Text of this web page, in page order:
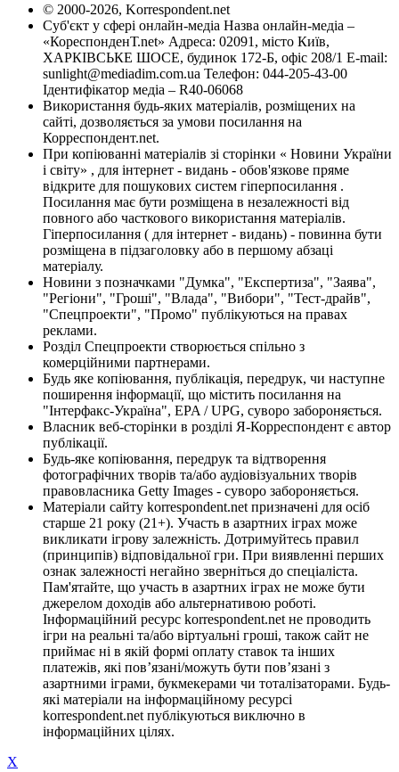
© 2000-2026, Korrespondent.net
Суб'єкт у сфері онлайн-медіа Назва онлайн-медіа –
«КореспонденТ.net» Адреса: 02091, місто Київ,
ХАРКІВСЬКЕ ШОСЕ, будинок 172-Б, офіс 208/1 E-mail:
sunlight@mediadim.com.ua Телефон: 044-205-43-00
Ідентифікатор медіа – R40-06068
Використання будь-яких матеріалів, розміщених на
сайті, дозволяється за умови посилання на
Корреспондент.net.
При копіюванні матеріалів зі сторінки « Новини України
і світу» , для інтернет - видань - обов'язкове пряме
відкрите для пошукових систем гіперпосилання .
Посилання має бути розміщена в незалежності від
повного або часткового використання матеріалів.
Гіперпосилання ( для інтернет - видань) - повинна бути
розміщена в підзаголовку або в першому абзаці
матеріалу.
Новини з позначками "Думка", "Експертиза", "Заява",
"Регіони", "Гроші", "Влада", "Вибори", "Тест-драйв",
"Спецпроекти", "Промо" публікуються на правах
реклами.
Розділ Спецпроекти створюється спільно з
комерційними партнерами.
Будь яке копіювання, публікація, передрук, чи наступне
поширення інформації, що містить посилання на
"Інтерфакс-Україна", EPA / UPG, суворо забороняється.
Власник веб-сторінки в розділі Я-Корреспондент є автор
публікації.
Будь-яке копіювання, передрук та відтворення
фотографічних творів та/або аудіовізуальних творів
правовласника Getty Images - суворо забороняється.
Матеріали сайту korrespondent.net призначені для осіб
старше 21 року (21+). Участь в азартних іграх може
викликати ігрову залежність. Дотримуйтесь правил
(принципів) відповідальної гри. При виявленні перших
ознак залежності негайно зверніться до спеціаліста.
Пам'ятайте, що участь в азартних іграх не може бути
джерелом доходів або альтернативою роботі.
Інформаційний ресурс korrespondent.net не проводить
ігри на реальні та/або віртуальні гроші, також сайт не
приймає ні в якій формі оплату ставок та інших
платежів, які пов’язані/можуть бути пов’язані з
азартними іграми, букмекерами чи тоталізаторами. Будь-
які матеріали на інформаційному ресурсі
korrespondent.net публікуються виключно в
інформаційних цілях.
X